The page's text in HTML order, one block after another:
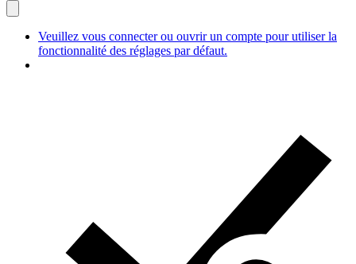
Veuillez vous connecter ou ouvrir un compte pour utiliser la
fonctionnalité des réglages par défaut.